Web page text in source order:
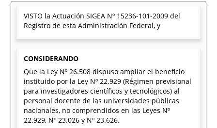
VISTO la Actuación SIGEA Nº 15236-101-2009 del
Registro de esta Administración Federal, y
CONSIDERANDO
Que la Ley Nº 26.508 dispuso ampliar el beneficio
instituido por la Ley Nº 22.929 (Régimen previsional
para investigadores científicos y tecnológicos) al
personal docente de las universidades públicas
nacionales, no comprendidos en las Leyes Nº
22.929, Nº 23.026 y Nº 23.626.